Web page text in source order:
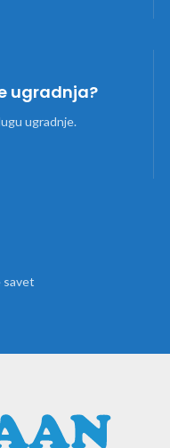
ugradnja?
ugradnje.
savet